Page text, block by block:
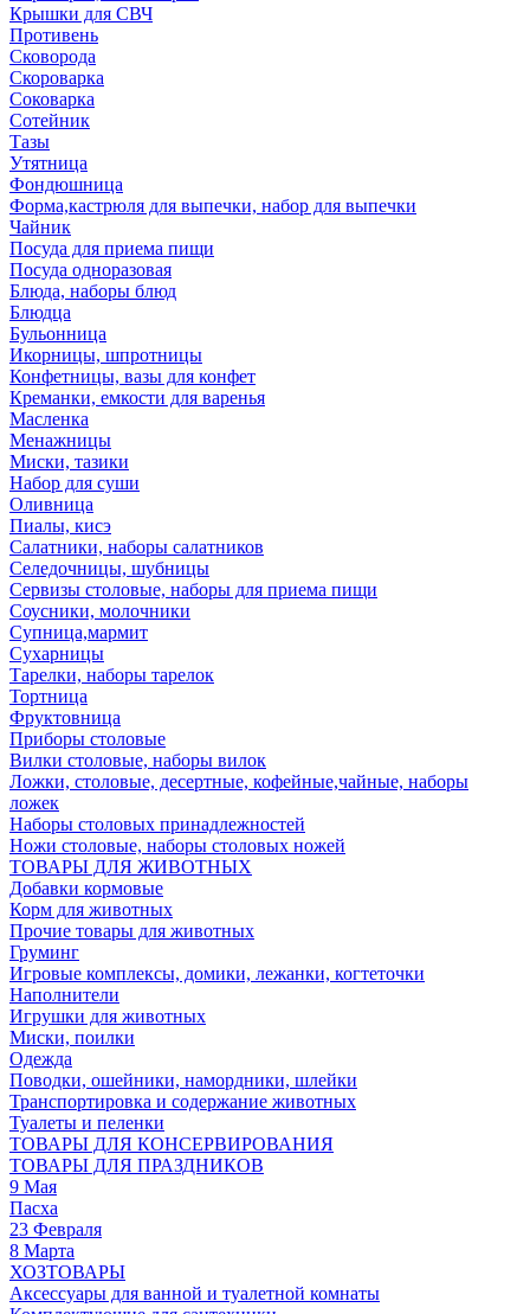
Крышки для СВЧ
Противень
Сковорода
Скороварка
Соковарка
Сотейник
Тазы
Утятница
Фондюшница
Форма,кастрюля для выпечки, набор для выпечки
Чайник
Посуда для приема пищи
Посуда одноразовая
Блюда, наборы блюд
Блюдца
Бульонница
Икорницы, шпротницы
Конфетницы, вазы для конфет
Креманки, емкости для варенья
Масленка
Менажницы
Миски, тазики
Набор для суши
Оливница
Пиалы, кисэ
Салатники, наборы салатников
Селедочницы, шубницы
Сервизы столовые, наборы для приема пищи
Соусники, молочники
Супница,мармит
Сухарницы
Тарелки, наборы тарелок
Тортница
Фруктовница
Приборы столовые
Вилки столовые, наборы вилок
Ложки, столовые, десертные, кофейные,чайные, наборы
ложек
Наборы столовых принадлежностей
Ножи столовые, наборы столовых ножей
ТОВАРЫ ДЛЯ ЖИВОТНЫХ
Добавки кормовые
Корм для животных
Прочие товары для животных
Груминг
Игровые комплексы, домики, лежанки, когтеточки
Наполнители
Игрушки для животных
Миски, поилки
Одежда
Поводки, ошейники, намордники, шлейки
Транспортировка и содержание животных
Туалеты и пеленки
ТОВАРЫ ДЛЯ КОНСЕРВИРОВАНИЯ
ТОВАРЫ ДЛЯ ПРАЗДНИКОВ
9 Мая
Пасха
23 Февраля
8 Марта
ХОЗТОВАРЫ
Аксессуары для ванной и туалетной комнаты